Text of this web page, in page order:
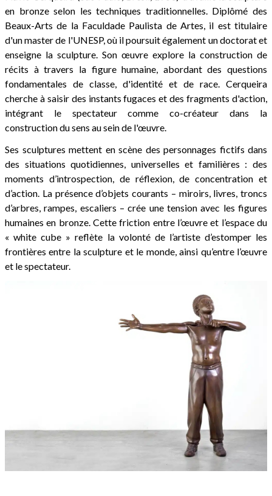
en bronze selon les techniques traditionnelles. Diplômé des
Beaux-Arts de la Faculdade Paulista de Artes, il est titulaire
d'un master de l'UNESP, où il poursuit également un doctorat et
enseigne la sculpture. Son œuvre explore la construction de
récits à travers la figure humaine, abordant des questions
fondamentales de classe, d'identité et de race. Cerqueira
cherche à saisir des instants fugaces et des fragments d'action,
intégrant le spectateur comme co-créateur dans la
construction du sens au sein de l'œuvre.
Ses sculptures mettent en scène des personnages fictifs dans
des situations quotidiennes, universelles et familières : des
moments d’introspection, de réflexion, de concentration et
d’action. La présence d’objets courants – miroirs, livres, troncs
d’arbres, rampes, escaliers – crée une tension avec les figures
humaines en bronze. Cette friction entre l’œuvre et l’espace du
« white cube » reflète la volonté de l’artiste d’estomper les
frontières entre la sculpture et le monde, ainsi qu’entre l’œuvre
et le spectateur.